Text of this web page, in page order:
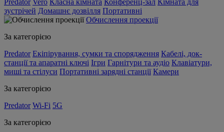
Predator Vero Класна кімната Конференц-зал Кімната для
зустрічей Домашнє дозвілля Портативні
Обчислення проекції
За категорією
Predator Екіпірування, сумки та спорядження Кабелі, док-
станції та апаратні ключі Ігри Гарнітури та аудіо Клавіатури,
миші та стілуси Портативні зарядні станції Камери
За категорією
Predator Wi-Fi 5G
За категорією